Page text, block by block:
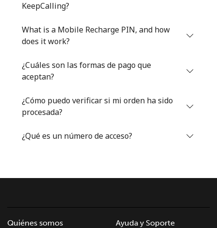
o
KeepCalling?
What is a Mobile Recharge PIN, and how
does it work?
¿Cuáles son las formas de pago que
aceptan?
¿Cómo puedo verificar si mi orden ha sido
procesada?
¿Qué es un número de acceso?
Quiénes somos
Ayuda y Soporte